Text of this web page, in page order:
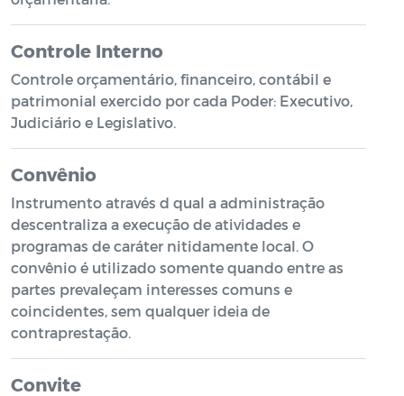
Controle Interno
Controle orçamentário, financeiro, contábil e
patrimonial exercido por cada Poder: Executivo,
Judiciário e Legislativo.
Convênio
Instrumento através d qual a administração
descentraliza a execução de atividades e
programas de caráter nitidamente local. O
convênio é utilizado somente quando entre as
partes prevaleçam interesses comuns e
coincidentes, sem qualquer ideia de
contraprestação.
Convite